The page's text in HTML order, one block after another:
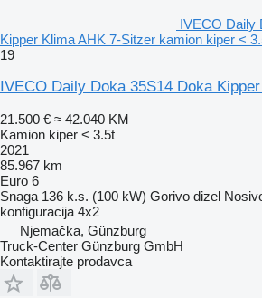
IVECO Daily
Kipper Klima AHK 7-Sitzer kamion kiper <
19
IVECO Daily Doka 35S14 Doka
21.500 € ≈ 42.040 KM
Kamion kiper < 3.5t
2021
85.967 km
Euro 6
Snaga 136 k.s. (100 kW) Gorivo dizel
konfiguracija 4x2
Njemačka, Günzburg
Truck-Center Günzburg GmbH
Kontaktirajte prodavca